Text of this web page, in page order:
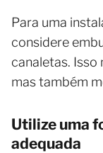
Para uma
considere
canaletas. Isso
mas também
Utilize uma
adequada